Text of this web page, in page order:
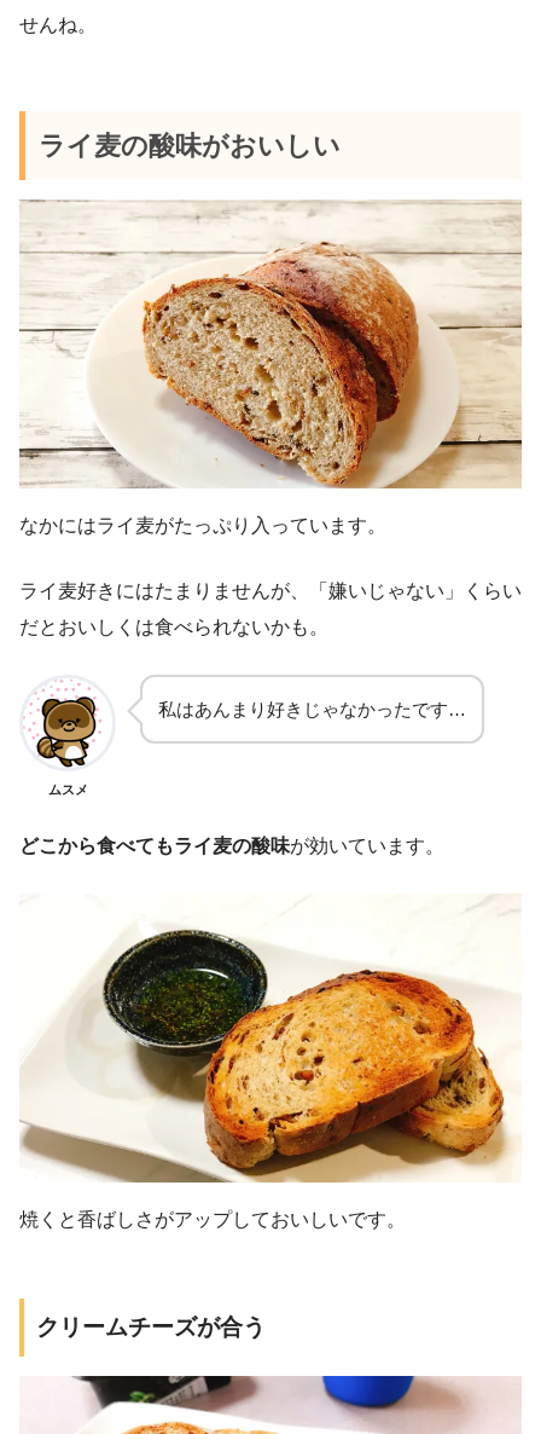
せんね。
ライ麦の酸味がおいしい
なかにはライ麦がたっぷり入っています。
ライ麦好きにはたまりませんが、「嫌いじゃない」くらい
だとおいしくは食べられないかも。
ムスメ
私はあんまり好きじゃなかったです…
どこから食べてもライ麦の酸味が効いています。
焼くと香ばしさがアップしておいしいです。
クリームチーズが合う